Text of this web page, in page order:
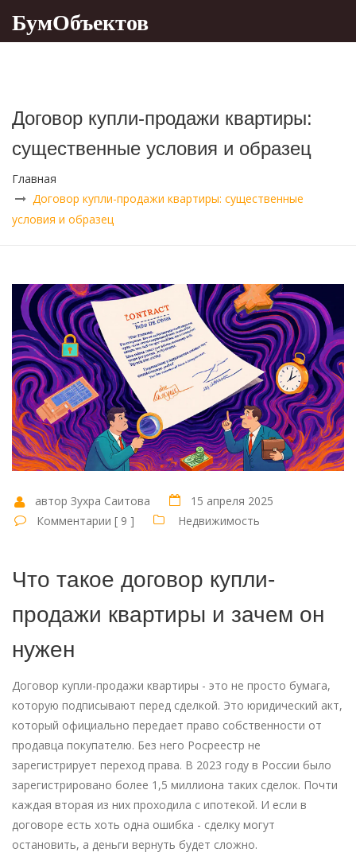
БумОбъектов
Договор купли-продажи квартиры:
существенные условия и образец
Главная
Договор купли-продажи квартиры: существенные
условия и образец
автор Зухра Саитова
15 апреля 2025
Комментарии [ 9 ]
Недвижимость
Что такое договор купли-
продажи квартиры и зачем он
нужен
Договор купли-продажи квартиры - это не просто бумага,
которую подписывают перед сделкой. Это юридический акт,
который официально передает право собственности от
продавца покупателю. Без него Росреестр не
зарегистрирует переход права. В 2023 году в России было
зарегистрировано более 1,5 миллиона таких сделок. Почти
каждая вторая из них проходила с ипотекой. И если в
договоре есть хоть одна ошибка - сделку могут
остановить, а деньги вернуть будет сложно.